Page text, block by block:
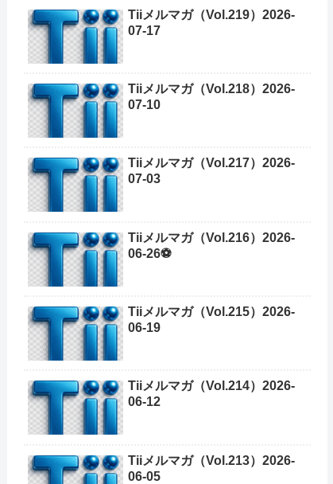
Tiiメルマガ（Vol.219）2026-
07-17
Tiiメルマガ（Vol.218）2026-
07-10
Tiiメルマガ（Vol.217）2026-
07-03
Tiiメルマガ（Vol.216）2026-
06-26⚽
Tiiメルマガ（Vol.215）2026-
06-19
Tiiメルマガ（Vol.214）2026-
06-12
Tiiメルマガ（Vol.213）2026-
06-05